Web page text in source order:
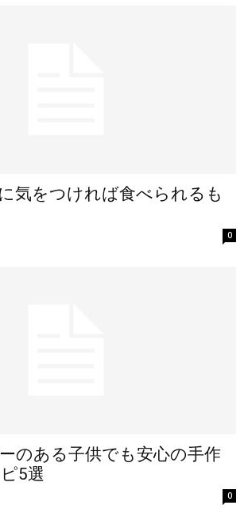
気をつければ食べられるも
0
のある子供でも安心の手作
5選
0